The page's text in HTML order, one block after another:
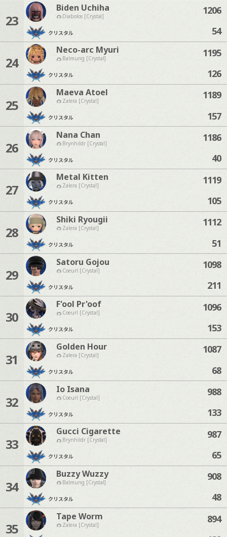
23
Biden Uchiha
Diabolos [Crystal]
クリスタル
1206
54
24
Neco-arc Myuri
Balmung [Crystal]
クリスタル
1195
126
25
Maeva Atoel
Zalera [Crystal]
クリスタル
1189
157
26
Nana Chan
Brynhildr [Crystal]
クリスタル
1186
40
27
Metal Kitten
Zalera [Crystal]
クリスタル
1119
105
28
Shiki Ryougii
Zalera [Crystal]
クリスタル
1112
51
29
Satoru Gojou
Coeurl [Crystal]
クリスタル
1098
211
30
F'ool Pr'oof
Coeurl [Crystal]
クリスタル
1096
153
31
Golden Hour
Zalera [Crystal]
クリスタル
1087
68
32
Io Isana
Coeurl [Crystal]
クリスタル
988
133
33
Gucci Cigarette
Brynhildr [Crystal]
クリスタル
987
65
34
Buzzy Wuzzy
Balmung [Crystal]
クリスタル
908
48
35
Tape Worm
Zalera [Crystal]
894